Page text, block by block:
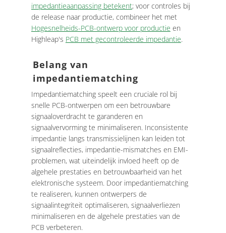
impedantieaanpassing betekent; voor controles bij
de release naar productie, combineer het met
Hogesnelheids-PCB-ontwerp voor productie en
Highleap's PCB met gecontroleerde impedantie.
Belang van
impedantiematching
Impedantiematching speelt een cruciale rol bij
snelle PCB-ontwerpen om een ​​betrouwbare
signaaloverdracht te garanderen en
signaalvervorming te minimaliseren. Inconsistente
impedantie langs transmissielijnen kan leiden tot
signaalreflecties, impedantie-mismatches en EMI-
problemen, wat uiteindelijk invloed heeft op de
algehele prestaties en betrouwbaarheid van het
elektronische systeem. Door impedantiematching
te realiseren, kunnen ontwerpers de
signaalintegriteit optimaliseren, signaalverliezen
minimaliseren en de algehele prestaties van de
PCB verbeteren.